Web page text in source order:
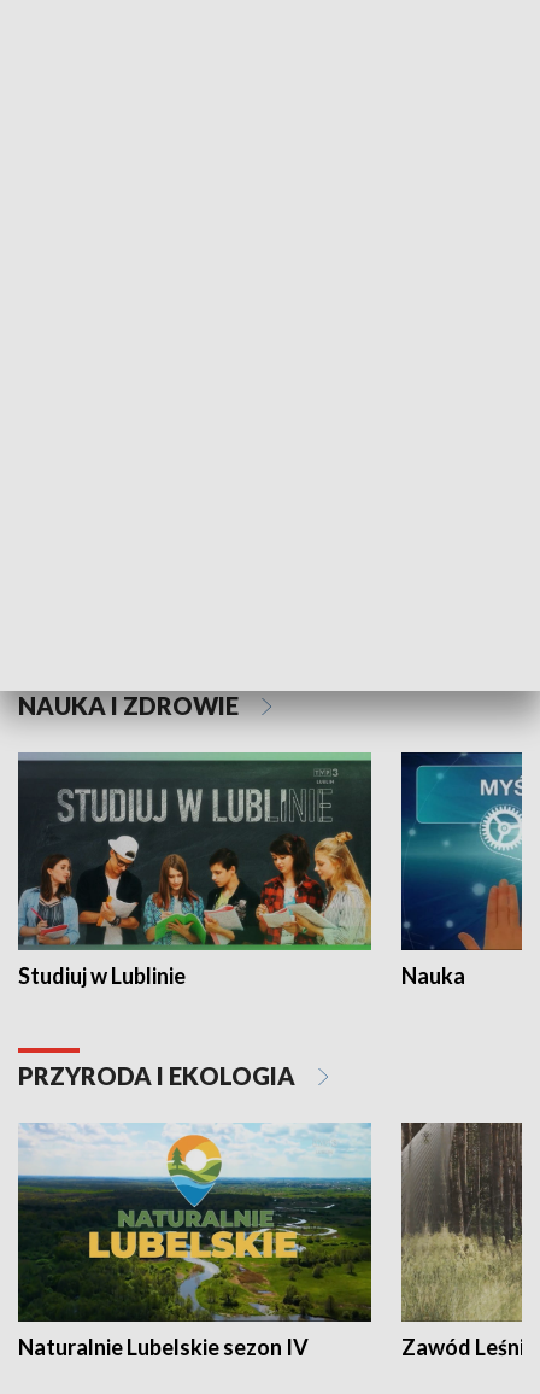
NAUKA I ZDROWIE
Studiuj w Lublinie Nauka
PRZYRODA I EKOLOGIA
Naturalnie Lubelskie sezon IV Zawód Leśnik